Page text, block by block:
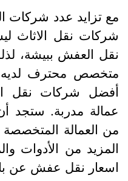
تزايد عدد شركات
نقل الاثاث
العفش ببيشة،
محترف لديه
شركات نقل
مدربة. ستجد أن
العمالة
من الأدوات
نقل عفش عن